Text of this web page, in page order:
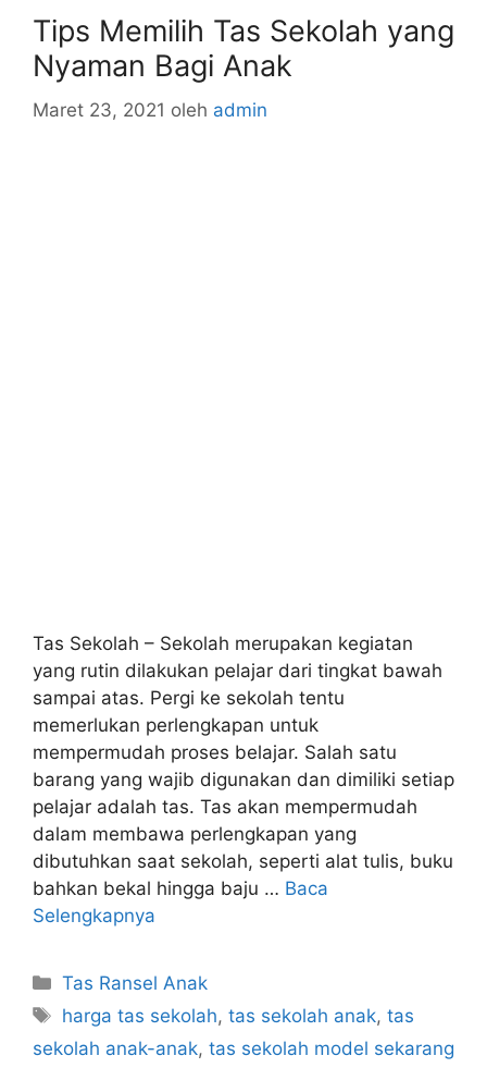
Tips Memilih Tas Sekolah yang
Nyaman Bagi Anak
Maret 23, 2021 oleh admin
Tas Sekolah – Sekolah merupakan kegiatan
yang rutin dilakukan pelajar dari tingkat bawah
sampai atas. Pergi ke sekolah tentu
memerlukan perlengkapan untuk
mempermudah proses belajar. Salah satu
barang yang wajib digunakan dan dimiliki setiap
pelajar adalah tas. Tas akan mempermudah
dalam membawa perlengkapan yang
dibutuhkan saat sekolah, seperti alat tulis, buku
bahkan bekal hingga baju … Baca
Selengkapnya
Kategori
Tas Ransel Anak
Tag
harga tas sekolah,tas sekolah anak,tas
sekolah anak-anak, tas sekolah model sekarang